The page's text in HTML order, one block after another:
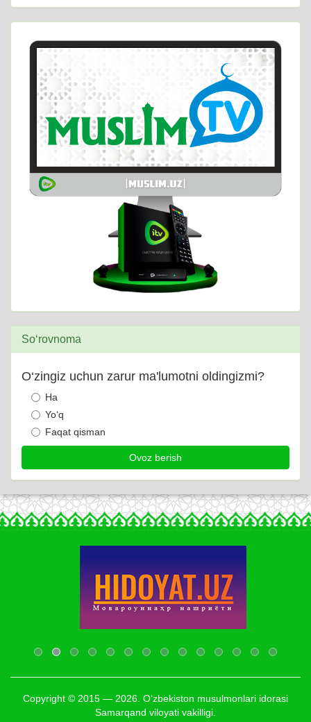
So‘rovnoma
O‘zingiz uchun zarur ma'lumotni oldingizmi?
Ha
Yo‘q
Faqat qisman
Copyright © 2015 — 2026. O‘zbekiston musulmonlari idorasi
Samarqand viloyati vakilligi.